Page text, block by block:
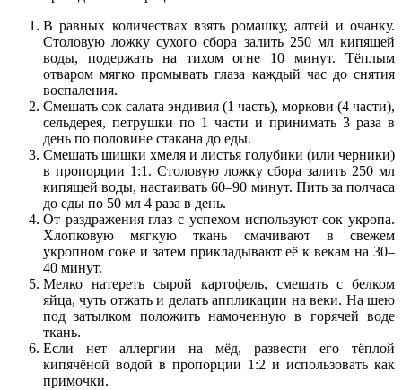
В равных количествах взять ромашку, алтей и очанку.
Столовую ложку сухого сбора залить 250 мл кипящей
воды, подержать на тихом огне 10 минут. Тёплым
отваром мягко промывать глаза каждый час до снятия
воспаления.
Смешать сок салата эндивия (1 часть), моркови (4 части),
сельдерея, петрушки по 1 части и принимать 3 раза в
день по половине стакана до еды.
Смешать шишки хмеля и листья голубики (или черники)
в пропорции 1:1. Столовую ложку сбора залить 250 мл
кипящей воды, настаивать 60–90 минут. Пить за полчаса
до еды по 50 мл 4 раза в день.
От раздражения глаз с успехом используют сок укропа.
Хлопковую мягкую ткань смачивают в свежем
укропном соке и затем прикладывают её к векам на 30–
40 минут.
Мелко натереть сырой картофель, смешать с белком
яйца, чуть отжать и делать аппликации на веки. На шею
под затылком положить намоченную в горячей воде
ткань.
Если нет аллергии на мёд, развести его тёплой
кипячёной водой в пропорции 1:2 и использовать как
примочки.